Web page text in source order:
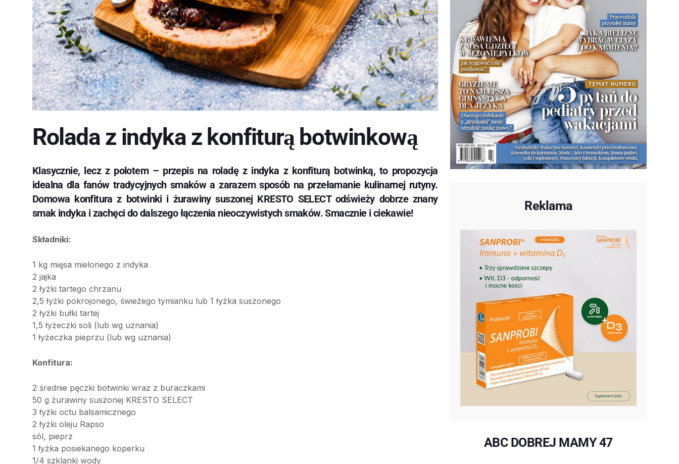
Rolada z indyka z konfiturą botwinkową
Klasycznie, lecz z polotem – przepis na roladę z indyka z konfiturą botwinką, to propozycja
idealna dla fanów tradycyjnych smaków a zarazem sposób na przełamanie kulinarnej rutyny.
Domowa konfitura z botwinki i żurawiny suszonej KRESTO SELECT odświeży dobrze znany
smak indyka i zachęci do dalszego łączenia nieoczywistych smaków. Smacznie i ciekawie!
Składniki:
1 kg mięsa mielonego z indyka
2 jajka
2 łyżki tartego chrzanu
2,5 łyżki pokrojonego, świeżego tymianku lub 1 łyżka suszonego
2 łyżki bułki tartej
1,5 łyżeczki soli (lub wg uznania)
1 łyżeczka pieprzu (lub wg uznania)
Konfitura:
2 średnie pęczki botwinki wraz z buraczkami
50 g żurawiny suszonej KRESTO SELECT
3 łyżki octu balsamicznego
2 łyżki oleju Rapso
sól, pieprz
1 łyżka posiekanego koperku
1/4 szklanki wody
Reklama
ABC DOBREJ MAMY 47